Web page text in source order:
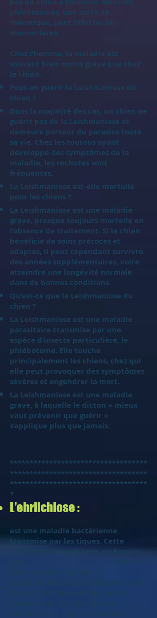
Chez l’homme, la maladie est
souvent bien moins grave que chez
le chien.
Peut-on guérir la Leishmaniose du
chien ?
Dans la majorité des cas, un chien ne
guérit pas de la Leishmaniose et
demeure porteur du parasite toute
sa vie. Chez les toutous ayant
développé des symptômes de la
maladie, les rechutes sont
fréquentes.
La Leishmaniose est-elle mortelle
pour les chiens ?
La Leishmaniose est une maladie
grave, presque toujours mortelle en
l’absence de traitement. Si le chien
bénéficie de soins précoces et
adaptés, il peut cependant survivre
des années supplémentaires, voire
atteindre une longévité normale
dans de bonnes conditions.
Qu’est-ce que la Leishmaniose du
chien ?
La Leishmaniose est une maladie
parasitaire transmise par une
espèce d’insecte particulière, le
phlébotome. Elle touche
principalement les chiens, chez qui
elle peut provoquer des symptômes
sévères et engendrer la mort.
La Leishmaniose est une maladie
grave, à laquelle le dicton « mieux
vaut prévenir que guérir »
s’applique plus que jamais.
***********************************
***********************************
***********************************
*
L’ehrlichiose :
est une maladie bactérienne
transmise par les tiques. Cette
affection n’est présente, en Europe,